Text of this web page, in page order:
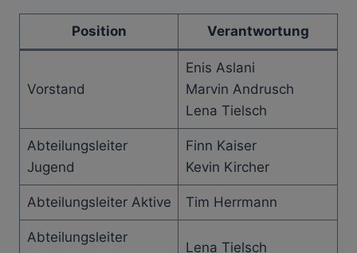
Position Verantwortung
Vorstand
Enis Aslani
Marvin Andrusch
Lena Tielsch
Abteilungsleiter
Jugend
Finn Kaiser
Kevin Kircher
Abteilungsleiter Aktive Tim Herrmann
Abteilungsleiter
Lena Tielsch